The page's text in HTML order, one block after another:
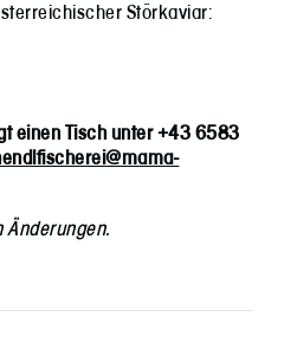
Störkaviar:
einen Tisch unter +43 6583
Änderungen.